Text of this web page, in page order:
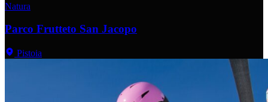
Natura
Parco Frutteto San Jacopo
Pistoia